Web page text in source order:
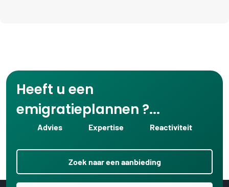
Heeft u een
emigratieplannen ?...
Advies Expertise Reactiviteit
Zoek naar een aanbieding